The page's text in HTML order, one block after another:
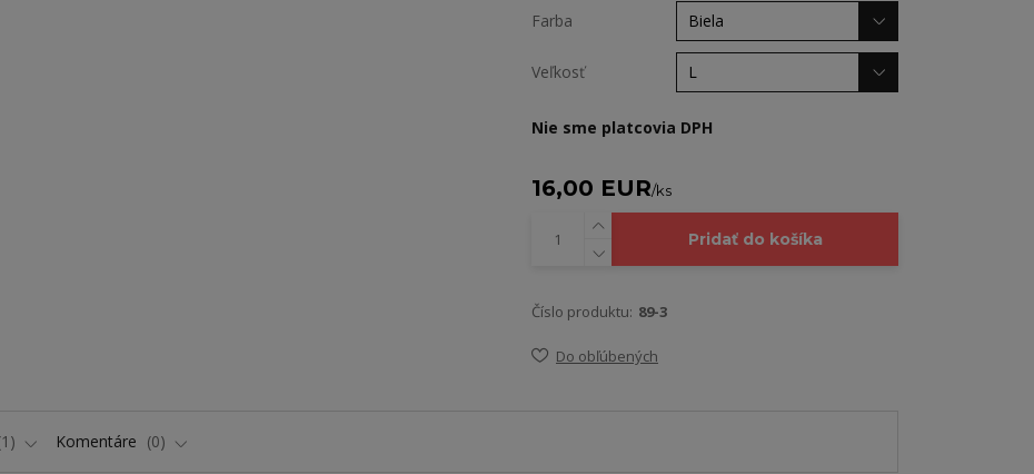
Farba
Veľkosť
Nie sme platcovia DPH
16,00 EUR/ks
Pridať do košíka
Číslo produktu: 89-3
Do obľúbených
1 Komentáre 0